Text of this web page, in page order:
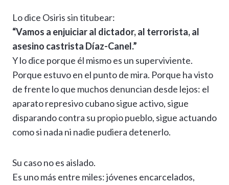
Lo dice Osiris sin titubear:
“Vamos a enjuiciar al dictador, al terrorista, al
asesino castrista Díaz-Canel.”
Y lo dice porque él mismo es un superviviente.
Porque estuvo en el punto de mira. Porque ha visto
de frente lo que muchos denuncian desde lejos: el
aparato represivo cubano sigue activo, sigue
disparando contra su propio pueblo, sigue actuando
como si nada ni nadie pudiera detenerlo.
Su caso no es aislado.
Es uno más entre miles: jóvenes encarcelados,